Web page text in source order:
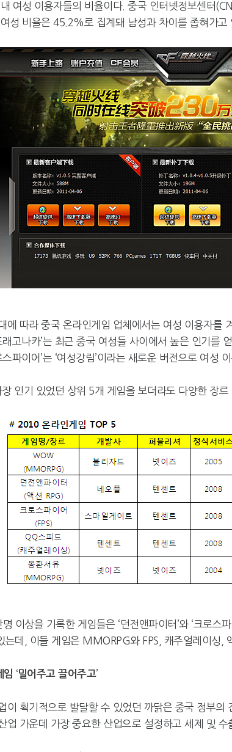
여성 이용자들의 비율이다. 중국 인터넷정보센터
성 비율은 45.2%로 집계돼 남성과 차이를 좁혀가고
에 따라 중국 온라인게임 업체에서는 여성 이용자를
래고나카’는 최근 중국 여성들 사이에서 높은 인기를
스파이어’는 ‘여성강림’이라는 새로운 버전으로 여성
인기 있었던 상위 5개 게임을 보더라도 다양한 장르
이상을 기록한 게임들은 ‘던전앤파이터’와 ‘크로스파
는데, 이들 게임은 MMORPG와 FPS, 캐주얼레이싱,
‘밀어주고 끌어주고’
이 획기적으로 발달할 수 있었던 까닭은 중국 정부의
업 가운데 가장 중요한 산업으로 설정하고 세제 및 수